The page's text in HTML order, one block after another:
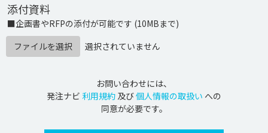
添付資料
■企画書やRFPの添付が可能です (10MBまで)
ファイルを選択
選択されていません
お問い合わせには、
発注ナビ 利用規約 及び個人情報の取扱い への
同意が必要です。